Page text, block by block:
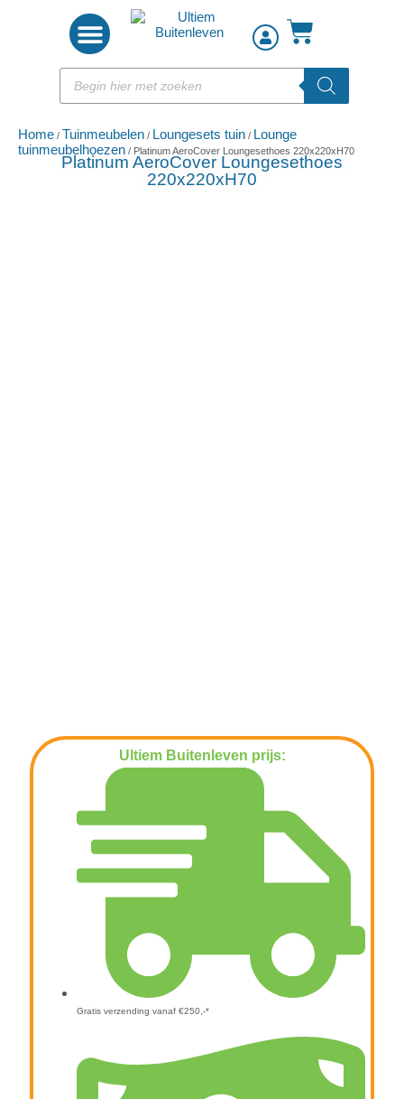
Home / Tuinmeubelen / Loungesets tuin / Lounge
tuinmeubelhoezen / Platinum AeroCover Loungesethoes 220x220xH70
Platinum AeroCover Loungesethoes
220x220xH70
Ultiem Buitenleven prijs:
Gratis verzending vanaf €250,-*